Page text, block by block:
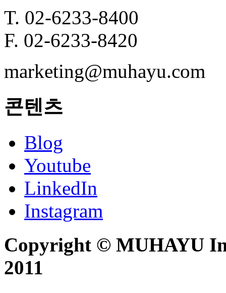
T. 02-6233-8400
F. 02-6233-8420
marketing@muhayu.com
콘텐츠
Blog
Youtube
LinkedIn
Instagram
Copyright © MUHAYU
2011